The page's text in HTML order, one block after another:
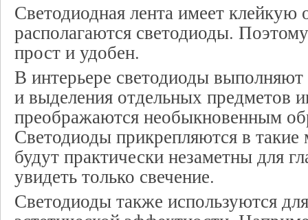
Светодиодная лента имеет клейкую
располагаются светодиоды.
прост и удобен.
В интерьере светодиоды
и выделения отдельных предметов
преображаются необыкновенным
Светодиоды прикрепляются в такие
будут практически незаметны для
увидеть только свечение.
Светодиоды также используются